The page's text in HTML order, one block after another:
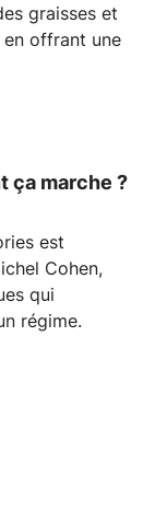
graisses et
offrant une
ça marche ?
est
Cohen,
qui
régime.